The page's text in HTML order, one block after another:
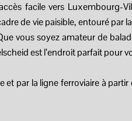
facile vers Luxembourg-
de vie paisible, entouré par
vous soyez amateur de
est l’endroit parfait pour
par la ligne ferroviaire à partir